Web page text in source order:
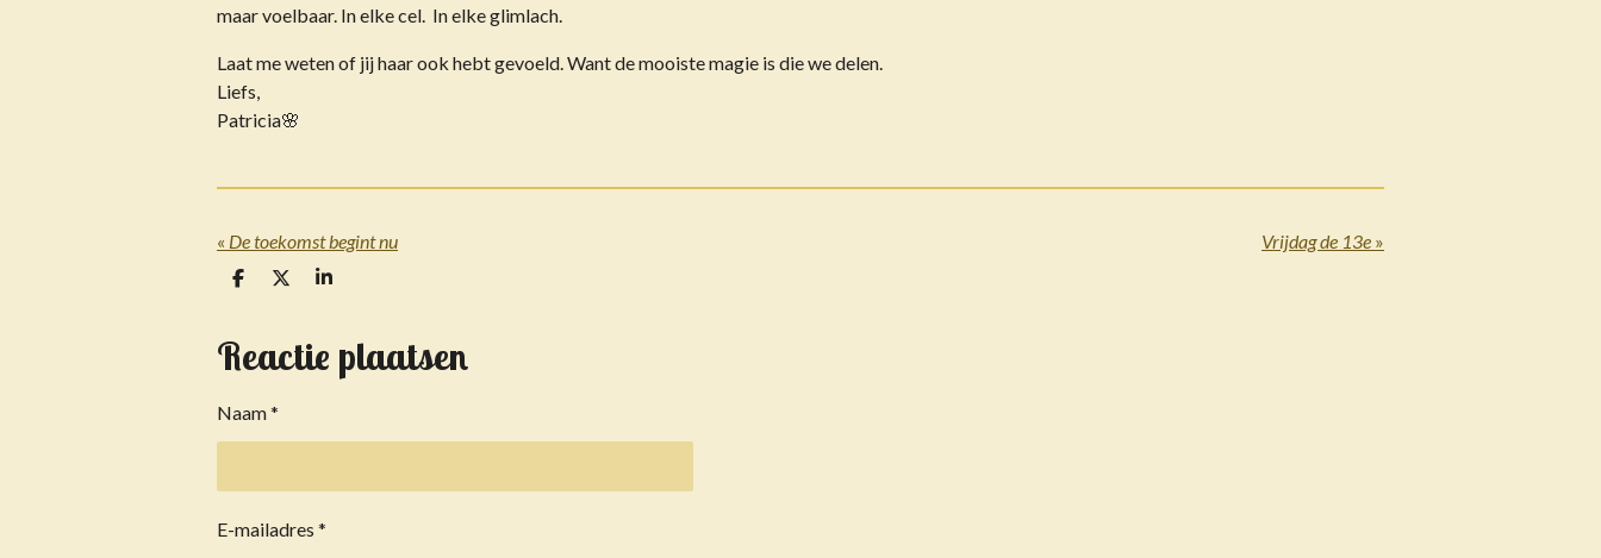
maar voelbaar. In elke cel. In elke glimlach.
Laat me weten of jij haar ook hebt gevoeld. Want de mooiste magie is die we delen.
Liefs,
Patricia🌸
« De toekomst begint nu Vrijdag de 13e »
D
e
n
D
S
e
Reactie plaatsen
Naam *
E-mailadres *